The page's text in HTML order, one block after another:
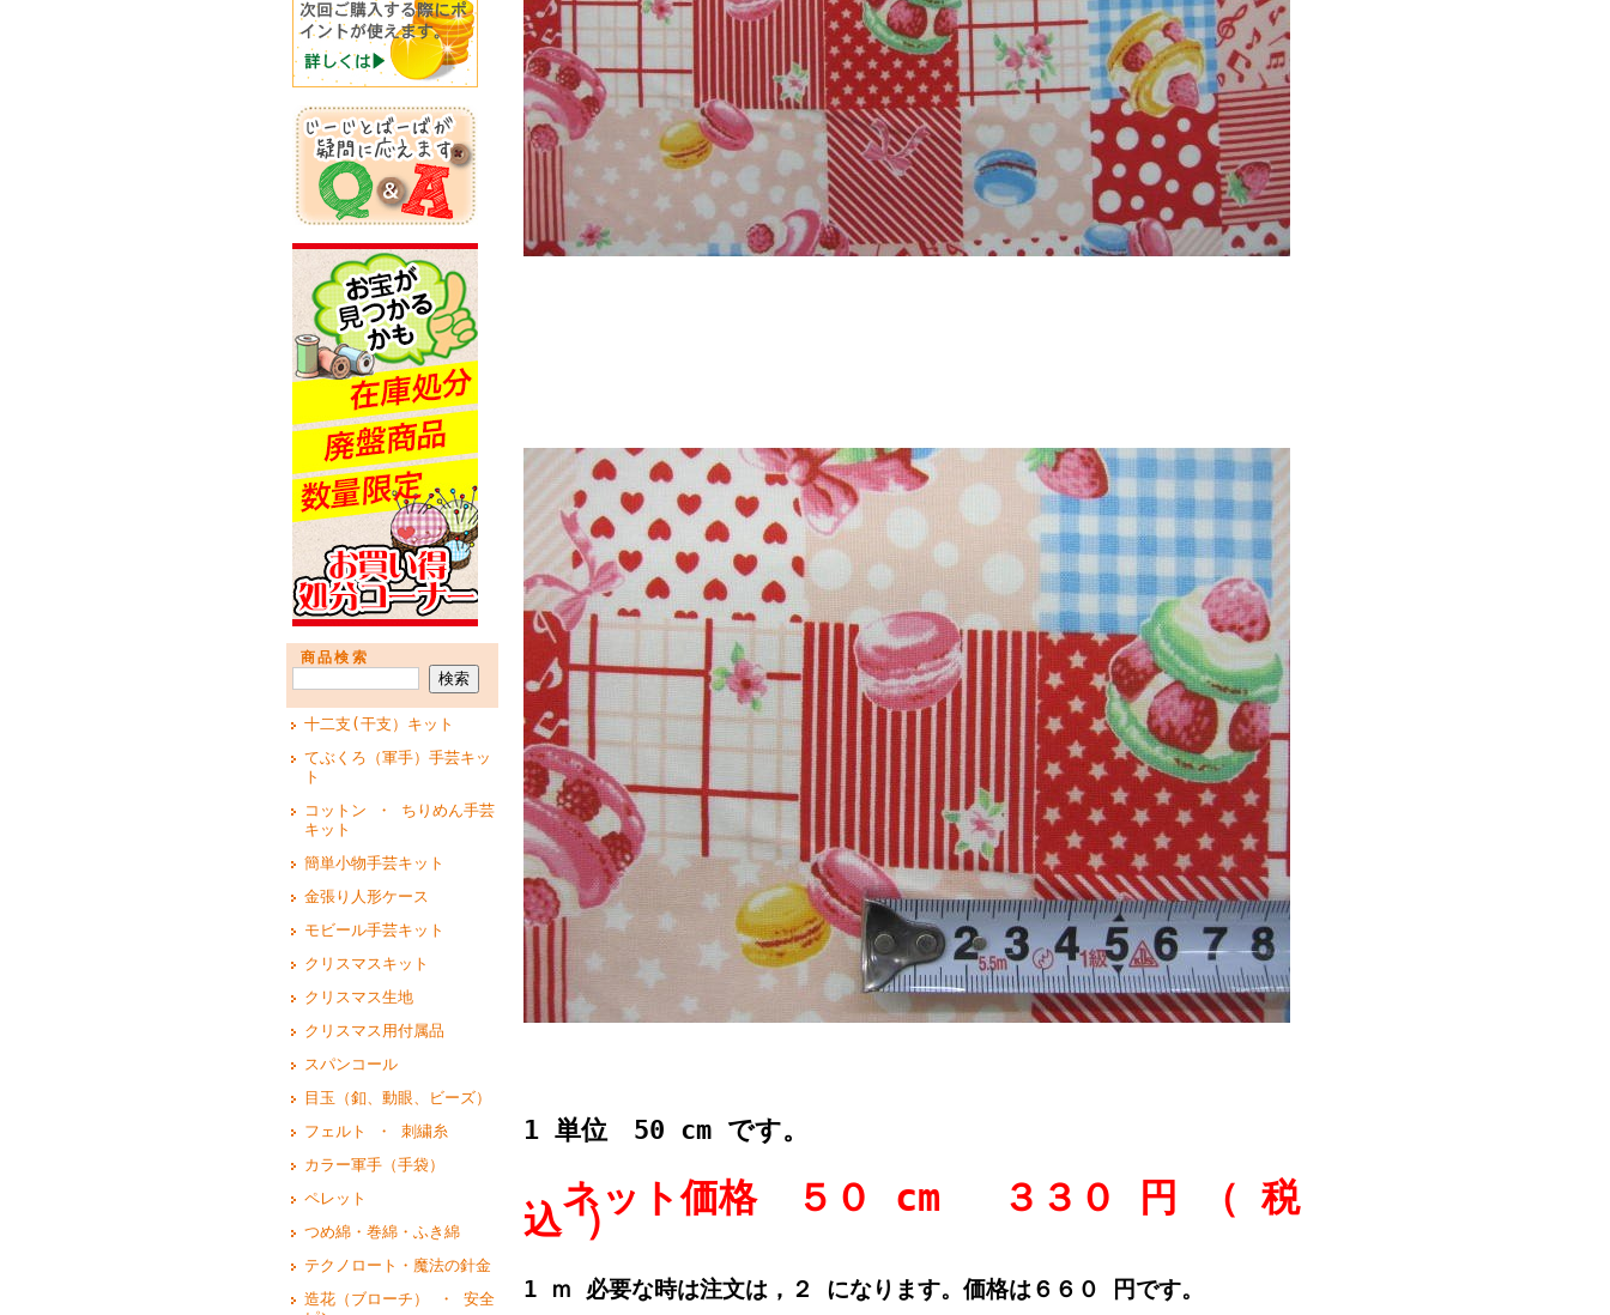
商品検索
十二支(干支）キット
てぶくろ（軍手）手芸キッ
ト
コットン ・ ちりめん手芸
キット
簡単小物手芸キット
金張り人形ケース
モビール手芸キット
クリスマスキット
クリスマス生地
クリスマス用付属品
スパンコール
目玉（釦、動眼、ビーズ）
フェルト ・ 刺繍糸
カラー軍手（手袋）
ペレット
つめ綿・巻綿・ふき綿
テクノロート・魔法の針金
造花（ブローチ） ・ 安全
1 単位 50 cm です。
ネット価格 ５０ cm ３３０ 円 （ 税
込 ）
1 ｍ 必要な時は注文は，２ になります。価格は６６０ 円です。